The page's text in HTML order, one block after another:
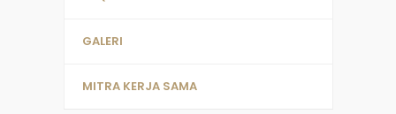
GALERI
MITRA KERJA SAMA